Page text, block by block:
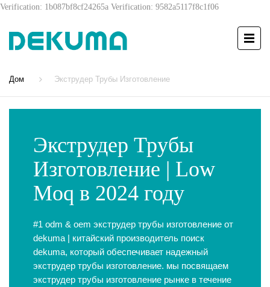
Verification: 1b087bf8cf24265a Verification: 9582a5117f8c1f06
Дом Экструдер Трубы Изготовление
Экструдер Трубы
Изготовление | Low
Moq в 2024 году
#1 odm & oem экструдер трубы изготовление от
dekuma | китайский производитель поиск
dekuma, который обеспечивает надежный
экструдер трубы изготовление. мы посвящаем
экструдер трубы изготовление рынке в течение